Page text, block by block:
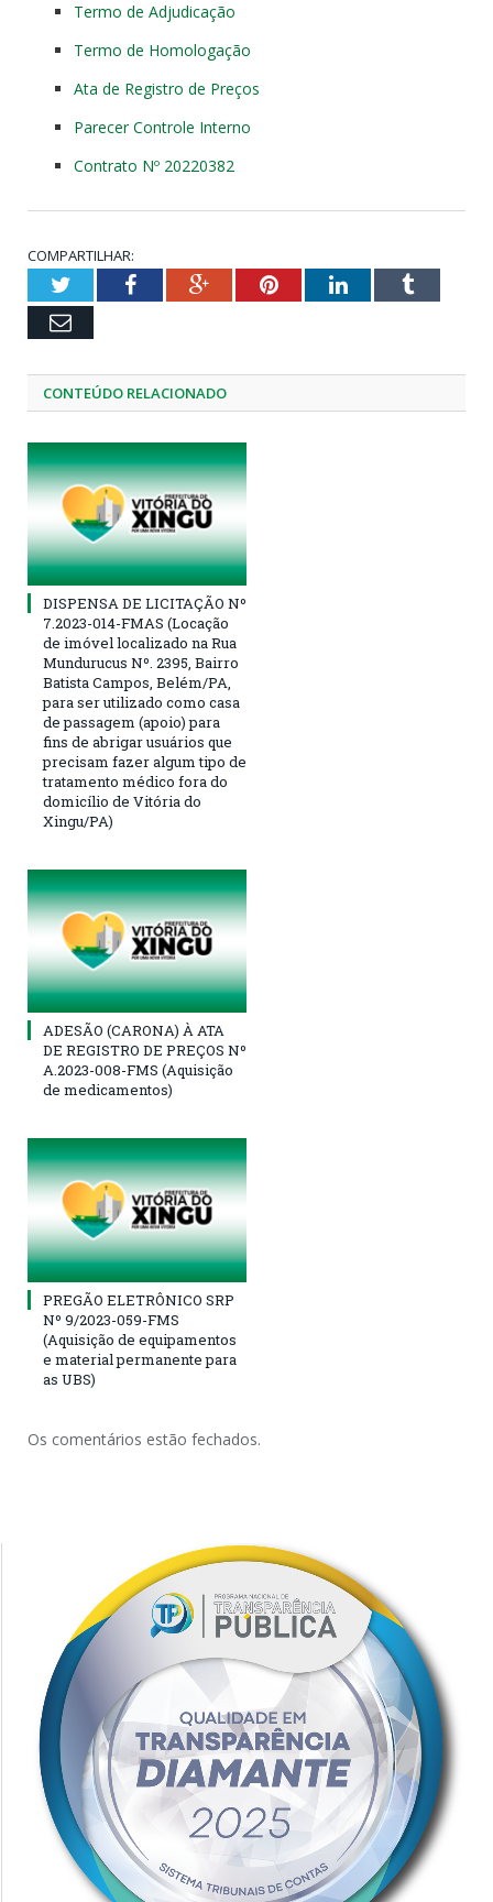
Termo de Adjudicação
Termo de Homologação
Ata de Registro de Preços
Parecer Controle Interno
Contrato Nº 20220382
COMPARTILHAR:
TwitterFacebookGoogle+PinterestLinkedInTumblr
Email
CONTEÚDO RELACIONADO
DISPENSA DE LICITAÇÃO Nº
7.2023-014-FMAS (Locação
de imóvel localizado na Rua
Mundurucus Nº. 2395, Bairro
Batista Campos, Belém/PA,
para ser utilizado como casa
de passagem (apoio) para
fins de abrigar usuários que
precisam fazer algum tipo de
tratamento médico fora do
domicílio de Vitória do
Xingu/PA)
ADESÃO (CARONA) À ATA
DE REGISTRO DE PREÇOS Nº
A.2023-008-FMS (Aquisição
de medicamentos)
PREGÃO ELETRÔNICO SRP
Nº 9/2023-059-FMS
(Aquisição de equipamentos
e material permanente para
as UBS)
Os comentários estão fechados.